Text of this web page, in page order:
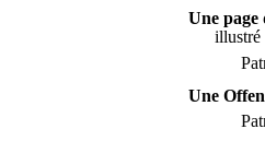
Une page
illustré
Une